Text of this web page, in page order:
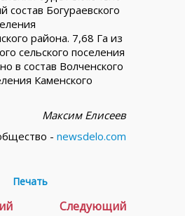
состав Богураевского
района. 7,68 Га из
сельского поселения
в состав Волченского
Каменского
Максим Елисеев
- newsdelo.com
Печать
Следующий